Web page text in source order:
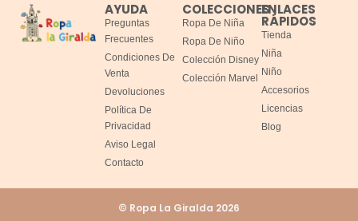
AYUDA
Preguntas
Frecuentes
Condiciones De
Venta
Devoluciones
Política De
Privacidad
Aviso Legal
Contacto
COLECCIONES
Ropa De Niña
Ropa De Niño
Colección Disney
Colección Marvel
ENLACES
RÁPIDOS
Tienda
Niña
Niño
Accesorios
Licencias
Blog
© Ropa La Giralda 2026